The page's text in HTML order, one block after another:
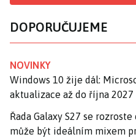
DOPORUČUJEME
NOVINKY
Windows 10 žije dál:
aktualizace až do října 2027
Řada Galaxy S27 se
může být ideálním mixem